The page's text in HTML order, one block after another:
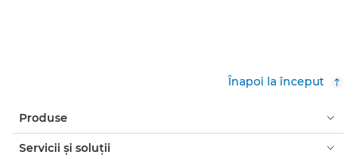
Înapoi la început
Produse
Servicii şi soluţii